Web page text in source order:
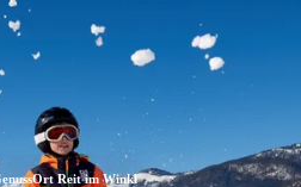
Zum
Inhalt
Zur
Suche
Zum
Footer
Reit im Winkl